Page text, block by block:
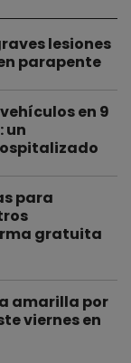
lesiones
parapente
en 9
un
para
gratuita
amarilla por
viernes en